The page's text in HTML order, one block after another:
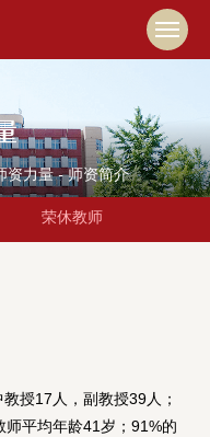
资力量-师资简介
荣休教师
授17人，副教授39人；
平均年龄41岁；91%的